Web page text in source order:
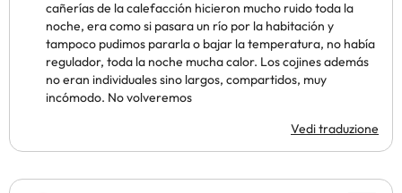
cañerías de la calefacción hicieron mucho ruido toda la
noche, era como si pasara un río por la habitación y
tampoco pudimos pararla o bajar la temperatura, no había
regulador, toda la noche mucha calor. Los cojines además
no eran individuales sino largos, compartidos, muy
incómodo. No volveremos
Vedi traduzione